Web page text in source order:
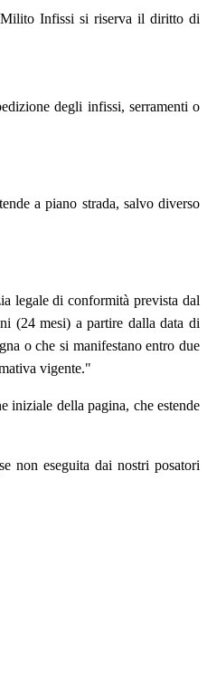
Milito Infissi si riserva il diritto di
degli infissi, serramenti o
a piano strada, salvo diverso
legale di conformità prevista dal
(24 mesi) a partire dalla data di
o che si manifestano entro due
vigente."
iniziale della pagina, che estende
non eseguita dai nostri posatori